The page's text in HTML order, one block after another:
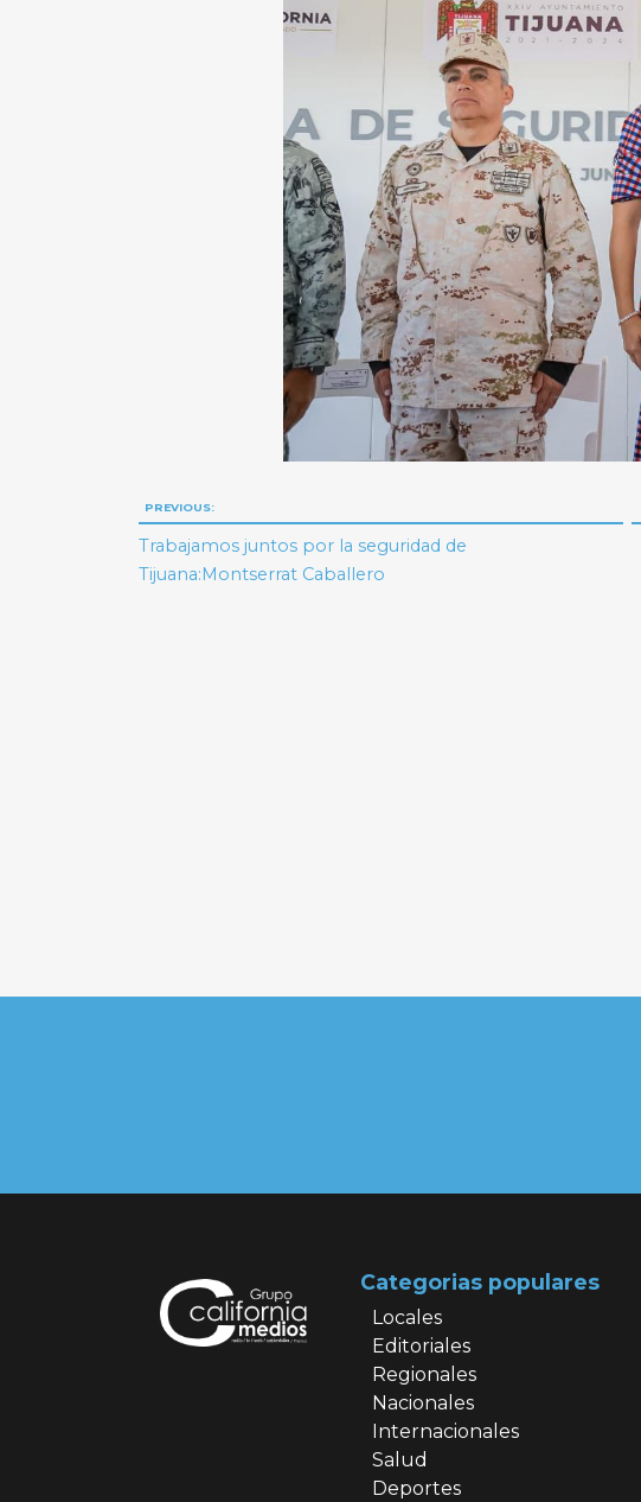
Navegación
de
PREVIOUS:
Trabajamos juntos por la seguridad de
Tijuana:Montserrat Caballero
Categorias populares
Locales
Editoriales
Regionales
Nacionales
Internacionales
Salud
Deportes